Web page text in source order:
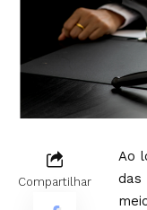
Compartilhar
Ao
das